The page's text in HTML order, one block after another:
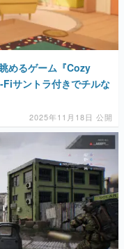
めるゲーム『Cozy
サントラ付きでチルな
2025年11月18日 公開